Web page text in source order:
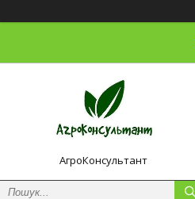
АгроКонсультант